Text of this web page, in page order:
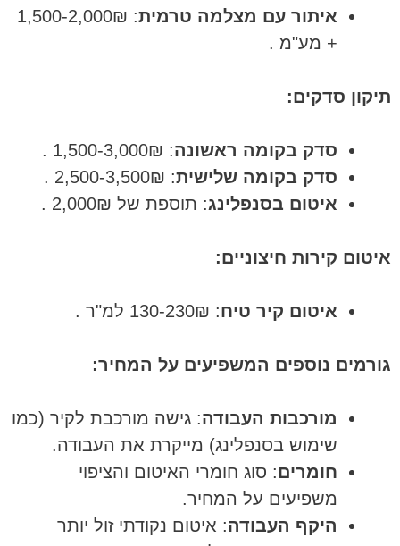
איתור עם מצלמה טרמית : 1,500-2,000₪
+ מע"מ .
תיקון סדקים:
סדק בקומה ראשונה: 1,500-3,000₪ .
סדק בקומה שלישית: 2,500-3,500₪ .
איטום בסנפלינג: תוספת של 2,000₪ .
איטום קירות חיצוניים:
איטום קיר טיח: 130-230₪ למ"ר .
גורמים נוספים המשפיעים על המחיר:
מורכבות העבודה: גישה מורכבת לקיר (כמו
שימוש בסנפלינג) מייקרת את העבודה.
חומרים: סוג חומרי האיטום והציפוי
משפיעים על המחיר.
היקף העבודה: איטום נקודתי זול יותר